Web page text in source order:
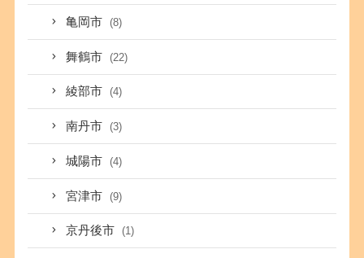
亀岡市 (8)
舞鶴市 (22)
綾部市 (4)
南丹市 (3)
城陽市 (4)
宮津市 (9)
京丹後市 (1)